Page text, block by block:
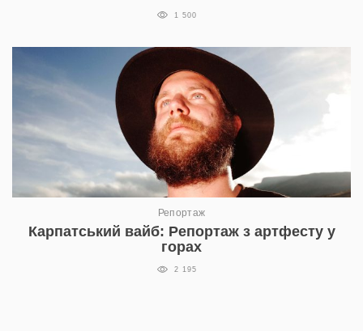
1 500
Репортаж
Карпатський вайб: Репортаж з артфесту у
горах
2 195